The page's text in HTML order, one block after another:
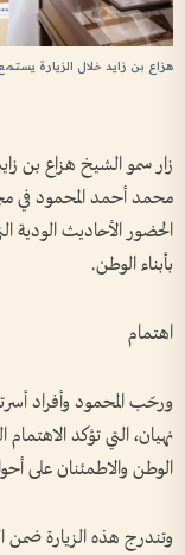
هزاع بن زايد خلال الزيارة
زار سمو الشيخ هزاع بن
محمد أحمد المحمود في
الحضور الأحاديث الودية
بأبناء الوطن.
اهتمام
ورحّب المحمود وأفراد
نهيان، التي تؤكد الاهتمام
الوطن والاطمئنان على
وتندرج هذه الزيارة ضمن